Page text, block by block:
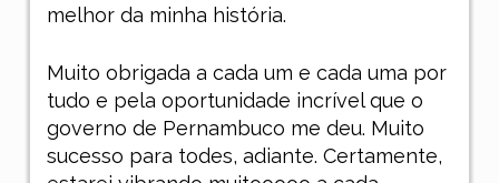
melhor da minha história.
Muito obrigada a cada um e cada uma por
tudo e pela oportunidade incrível que o
governo de Pernambuco me deu. Muito
sucesso para todes, adiante. Certamente,